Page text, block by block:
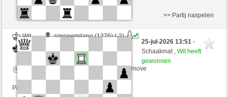
Wit
simonemilano (1276) (-2)
Zwart
Speelduur: 5 minutes/side + 3 seconds/move
Partij telt mee voor de ranglijst
>> Partij naspelen
25-jul-2026 13:51-
Schaakmat ,Wit heeft
gewonnen